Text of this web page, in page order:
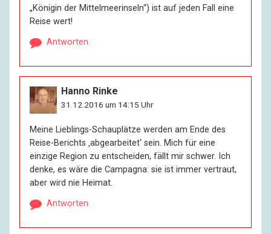
„Königin der Mittelmeerinseln“) ist auf jeden Fall eine
Reise wert!
Antworten
Hanno Rinke
31.12.2016 um 14:15 Uhr
Meine Lieblings-Schauplätze werden am Ende des
Reise-Berichts ‚abgearbeitet‘ sein. Mich für eine
einzige Region zu entscheiden, fällt mir schwer. Ich
denke, es wäre die Campagna: sie ist immer vertraut,
aber wird nie Heimat.
Antworten